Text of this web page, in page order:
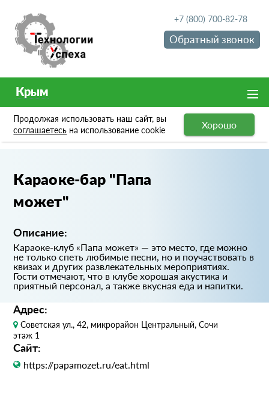
+7 (800) 700-82-78
Обратный звонок
Крым
Продолжая использовать наш сайт, вы
соглашаетесь на использование cookie Хорошо
Портфолио Караоке-бар "Папа может"
Караоке-бар "Папа
может"
Описание:
Караоке-клуб «Папа может» — это место, где можно
не только спеть любимые песни, но и поучаствовать в
квизах и других развлекательных мероприятиях.
Гости отмечают, что в клубе хорошая акустика и
приятный персонал, а также вкусная еда и напитки.
Адрес:
Советская ул., 42, микрорайон Центральный, Сочи
этаж 1
Сайт:
https://papamozet.ru/eat.html